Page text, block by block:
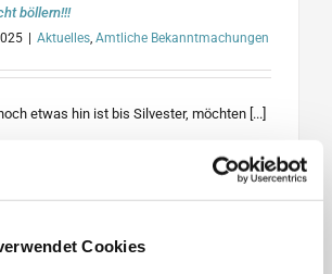
Cookies
böllern!!!
Aktuelles, Amtliche Bekanntmachungen
etwas hin ist bis Silvester, möchten [...]